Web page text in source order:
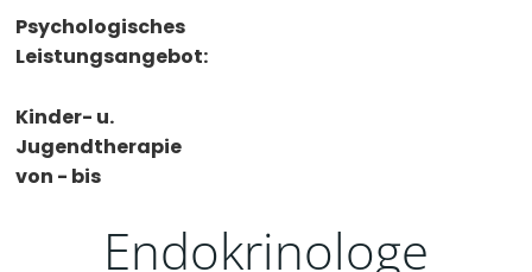
Psychologisches
Leistungsangebot:
Kinder- u.
Jugendtherapie
von - bis
Endokrinologe